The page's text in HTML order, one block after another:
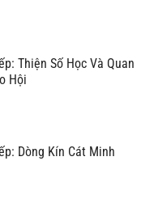
Thiện Số Học Và Quan
Hội
Dòng Kín Cát Minh